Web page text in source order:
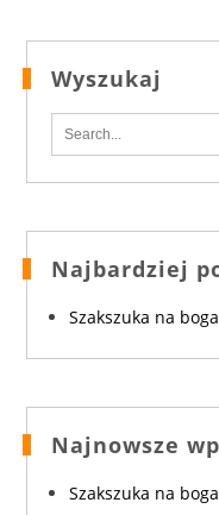
Wyszukaj
Najbardziej
Szakszuka na
Najnowsze
Szakszuka na